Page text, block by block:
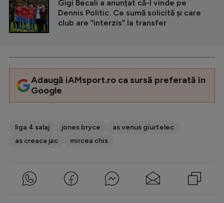
Gigi Becali a anunțat că-l vinde pe
Dennis Politic. Ce sumă solicită și care
club are ”interzis” la transfer
Adaugă iAMsport.ro ca sursă preferată în
Google
liga 4 salaj jones bryce
as venus giurtelec
as creaca jac
mircea chis